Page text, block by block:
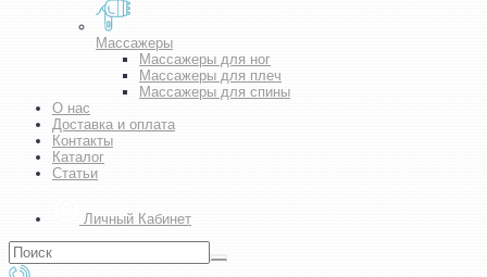
Массажеры
Массажеры для ног
Массажеры для плеч
Массажеры для спины
О нас
Доставка и оплата
Контакты
Каталог
Статьи
Личный Кабинет